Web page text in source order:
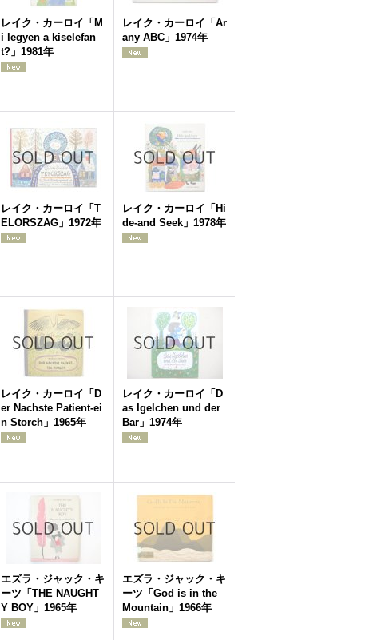
レイク・カーロイ「M
i legyen a kiselefan
t?」1981年
レイク・カーロイ「Ar
any ABC」1974年
レイク・カーロイ「T
ELORSZAG」1972年
レイク・カーロイ「Hi
de-and Seek」1978年
レイク・カーロイ「D
er Nachste Patient-ei
n Storch」1965年
レイク・カーロイ「D
as Igelchen und der
Bar」1974年
エズラ・ジャック・キ
ーツ「THE NAUGHT
Y BOY」1965年
エズラ・ジャック・キ
ーツ「God is in the
Mountain」1966年